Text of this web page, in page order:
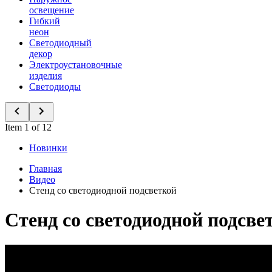
освещение
Гибкий
неон
Светодиодный
декор
Электроустановочные
изделия
Светодиоды
Item 1 of 12
Новинки
Главная
Видео
Стенд со светодиодной подсветкой
Стенд со светодиодной